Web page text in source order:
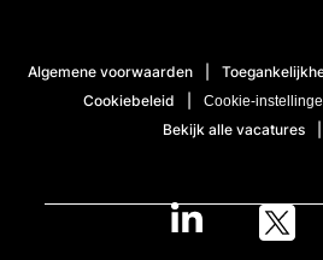
Algemene voorwaarden
Cookiebeleid
Cookie-
Bekijk alle vacatures